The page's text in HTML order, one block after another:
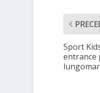
Sport
entrance